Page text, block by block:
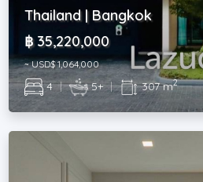
Thailand | Bangkok
฿ 35,220,000
~ USD$ 1,064,000
4 | 5+ | 307 m2